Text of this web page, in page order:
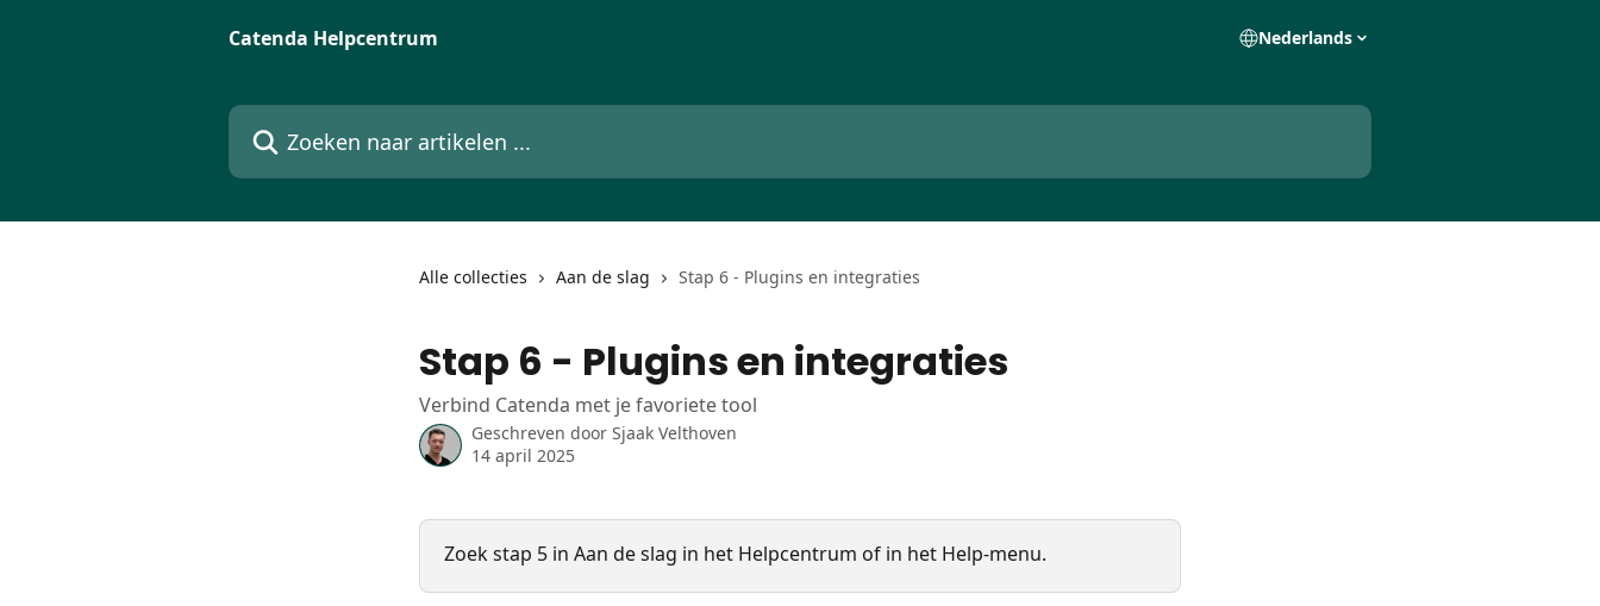
Catenda Helpcentrum
Nederlands
Zoeken naar artikelen ...
Alle collecties Aan de slag Stap 6 - Plugins en integraties
Stap 6 - Plugins en integraties
Verbind Catenda met je favoriete tool
Geschreven door Sjaak Velthoven
14 april 2025
Zoek stap 5 in Aan de slag in het Helpcentrum of in het Help-menu.